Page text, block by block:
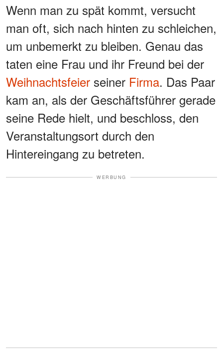
Wenn man zu spät kommt, versucht
man oft, sich nach hinten zu schleichen,
um unbemerkt zu bleiben. Genau das
taten eine Frau und ihr Freund bei der
Weihnachtsfeier seiner Firma. Das Paar
kam an, als der Geschäftsführer gerade
seine Rede hielt, und beschloss, den
Veranstaltungsort durch den
Hintereingang zu betreten.
WERBUNG